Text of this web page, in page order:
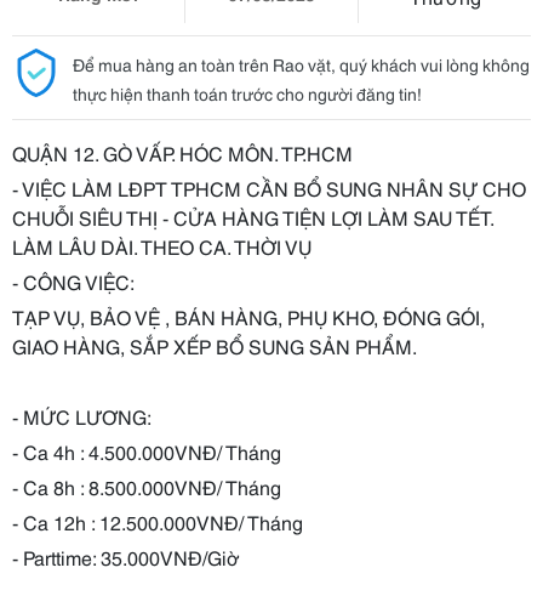
Để mua hàng an toàn trên Rao vặt, quý khách vui lòng không
thực hiện thanh toán trước cho người đăng tin!
QUẬN 12. GÒ VẤP. HÓC MÔN. TP.HCM
- VIỆC LÀM LĐPT TPHCM CẦN BỔ SUNG NHÂN SỰ CHO
CHUỖI SIÊU THỊ - CỬA HÀNG TIỆN LỢI LÀM SAU TẾT.
LÀM LÂU DÀI. THEO CA. THỜI VỤ
- CÔNG VIỆC:
TẠP VỤ, BẢO VỆ , BÁN HÀNG, PHỤ KHO, ĐÓNG GÓI,
GIAO HÀNG, SẮP XẾP BỔ SUNG SẢN PHẨM.
- MỨC LƯƠNG:
- Ca 4h : 4.500.000VNĐ/ Tháng
- Ca 8h : 8.500.000VNĐ/ Tháng
- Ca 12h : 12.500.000VNĐ/ Tháng
- Parttime: 35.000VNĐ/Giờ